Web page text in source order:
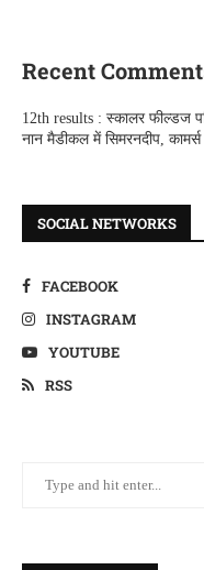
Recent
12th results : स्कालर फील्डज
नान मैडीकल में सिमरनदीप,
SOCIAL NETWORKS
FACEBOOK
INSTAGRAM
YOUTUBE
RSS